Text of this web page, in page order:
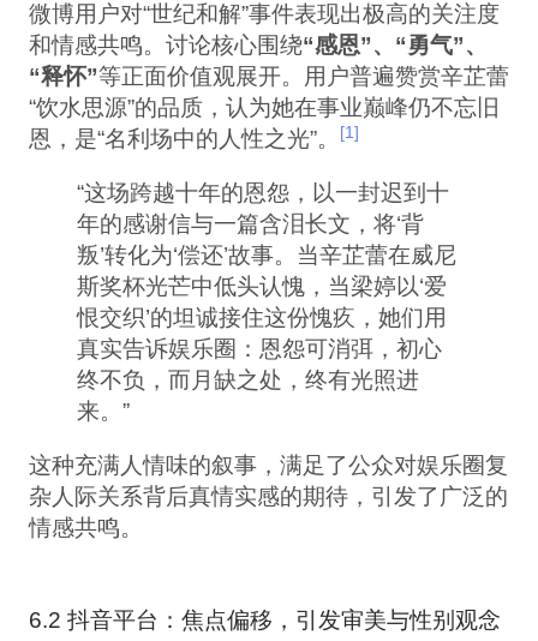
微博用户对“世纪和解”事件表现出极高的关注度
和情感共鸣。讨论核心围绕“感恩”、“勇气”、
“释怀”等正面价值观展开。用户普遍赞赏辛芷蕾
“饮水思源”的品质，认为她在事业巅峰仍不忘旧
恩，是“名利场中的人性之光”。
[1]
“这场跨越十年的恩怨，以一封迟到十
年的感谢信与一篇含泪长文，将‘背
叛’转化为‘偿还’故事。当辛芷蕾在威尼
斯奖杯光芒中低头认愧，当梁婷以‘爱
恨交织’的坦诚接住这份愧疚，她们用
真实告诉娱乐圈：恩怨可消弭，初心
终不负，而月缺之处，终有光照进
来。”
这种充满人情味的叙事，满足了公众对娱乐圈复
杂人际关系背后真情实感的期待，引发了广泛的
情感共鸣。
6.2 抖音平台：焦点偏移，引发审美与性别观念